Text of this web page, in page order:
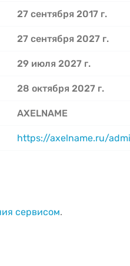
27 сентября 2017 г.
27 сентября 2027 г.
29 июля 2027 г.
28 октября 2027 г.
AXELNAME
https://axelname.ru/
сервисом.